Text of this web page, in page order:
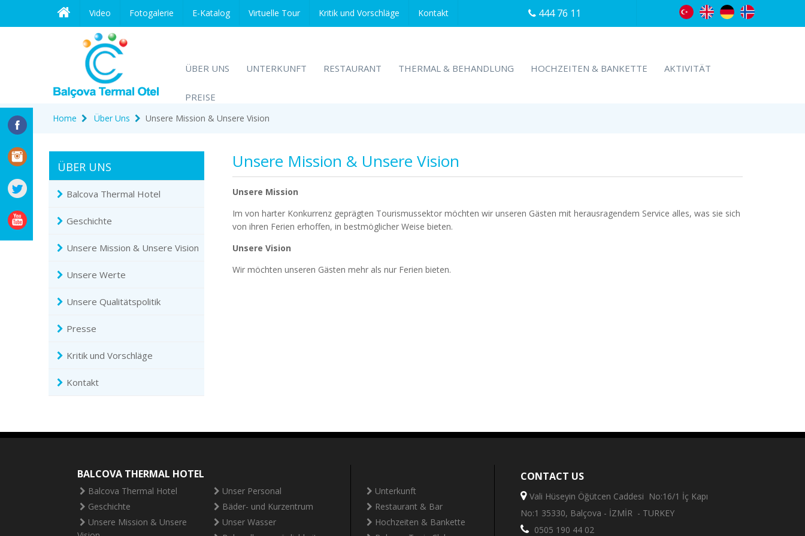
Video Fotogalerie E-Katalog Virtuelle Tour Kritik und Vorschläge Kontakt 444 76 11
ÜBER UNS UNTERKUNFT RESTAURANT THERMAL & BEHANDLUNG HOCHZEITEN & BANKETTE AKTIVITÄT
PREISE
Home Über Uns Unsere Mission & Unsere Vision
Unsere Mission & Unsere Vision
Unsere Mission
Im von harter Konkurrenz geprägten Tourismussektor möchten wir unseren Gästen mit herausragendem Service alles, was sie sich
von ihren Ferien erhoffen, in bestmöglicher Weise bieten.
Unsere Vision
Wir möchten unseren Gästen mehr als nur Ferien bieten.
ÜBER UNS
Balcova Thermal Hotel
Geschichte
Unsere Mission & Unsere Vision
Unsere Werte
Unsere Qualitätspolitik
Presse
Kritik und Vorschläge
Kontakt
BALCOVA THERMAL HOTEL
Balcova Thermal Hotel
Geschichte
Unsere Mission & Unsere
Unser Personal
Bäder- und Kurzentrum
Unser Wasser
Unterkunft
Restaurant & Bar
Hochzeiten & Bankette
CONTACT US
Vali Hüseyin Öğütcen Caddesi No:16/1 İç Kapı
No:1 35330, Balçova - İZMİR - TURKEY
0505 190 44 02